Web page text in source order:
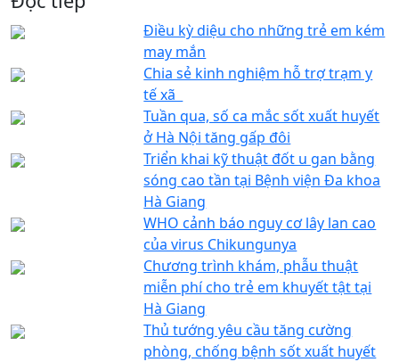
Điều kỳ diệu cho những trẻ em kém
may mắn
Chia sẻ kinh nghiệm hỗ trợ trạm y
tế xã
Tuần qua, số ca mắc sốt xuất huyết
ở Hà Nội tăng gấp đôi
Triển khai kỹ thuật đốt u gan bằng
sóng cao tần tại Bệnh viện Đa khoa
Hà Giang
WHO cảnh báo nguy cơ lây lan cao
của virus Chikungunya
Chương trình khám, phẫu thuật
miễn phí cho trẻ em khuyết tật tại
Hà Giang
Thủ tướng yêu cầu tăng cường
phòng, chống bệnh sốt xuất huyết